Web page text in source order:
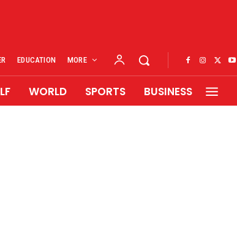
EDUCATION MORE
WORLD SPORTS BUSINESS